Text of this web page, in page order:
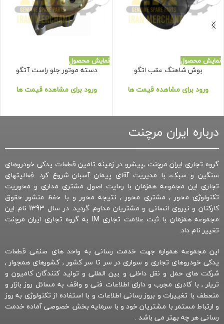
نمایش محصول
بوش شاهنگ عقب اتگو
ورود برای مشاهده قیمت ها
نمایش محصول
دسته موتور جلو راست آتگو
ورود برای مشاهده قیمت ها
درباره ایران مرچنت
گروه تجاری ایران مرچنت ,پیشرو در زمینه تامین قطعات یدکی خودروهای
سنگین و سبک، با مدیریت آقای پیمان آسبان شروع کرد .فعالیتهای
تجاری این مجموعه همزمان با رعایت اصول مشتری مداری و محوریت
تکنولوژی محور , مشتری محور , نتیجه محور و با حفظ منشور حقوق
کارکنان و نیروی انسانی و مشتریان مداوم گردید. در سال 1393 نام این
مجموعه همزمان با ثبت علامت تجاری IM به گروه تجاری ایران مرچنت
تغییر نام داد.
این مجموعه همواره جهت خدمت رسانی به واحد های صنفی قطعات
یدکی خودروهای تجاری و سواری در سر تا سر کشور , کشورهای همجوار ,
شرکت های حمل و نقل داخلی و بین المللی و تولید کنندگان کامیون و
تریلر , با کادری مجرب و دارای اطلاعات فنی و واقف به مسائل روز بازار و
منعطف با تغییرات و بروز رسانی اطلاعات و با استفاده از تکنولوژی به روز
و ارتباط مستمر با مشتریان خود و با سرمایه بخش خصوصی آماده خدمت
رسانی هر چه بهتر می باشد .